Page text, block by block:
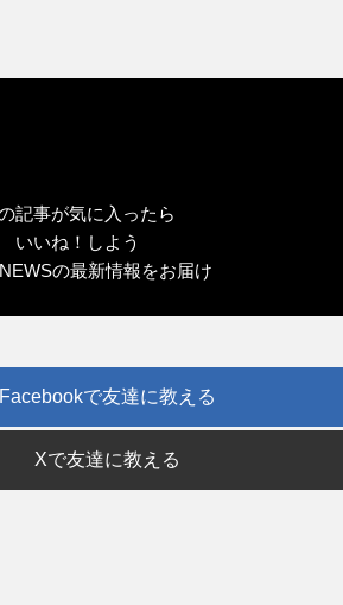
記事が気に入ったら
いいね！しよう
の最新情報をお届け
Facebookで友達に教える
Xで友達に教える